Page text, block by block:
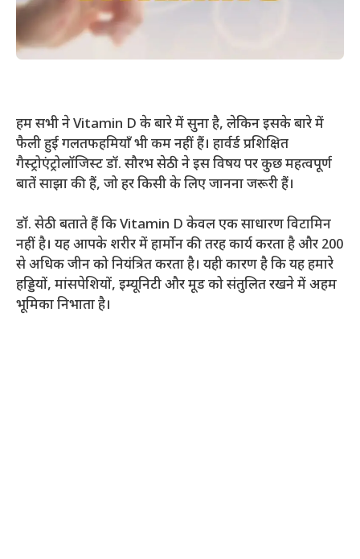
हम सभी ने Vitamin D के बारे में सुना है, लेकिन इसके बारे में
फैली हुई गलतफहमियाँ भी कम नहीं हैं। हार्वर्ड प्रशिक्षित
गैस्ट्रोएंट्रोलॉजिस्ट डॉ. सौरभ सेठी ने इस विषय पर कुछ महत्वपूर्ण
बातें साझा की हैं, जो हर किसी के लिए जानना जरूरी हैं।
डॉ. सेठी बताते हैं कि Vitamin D केवल एक साधारण विटामिन
नहीं है। यह आपके शरीर में हार्मोन की तरह कार्य करता है और 200
से अधिक जीन को नियंत्रित करता है। यही कारण है कि यह हमारे
हड्डियों, मांसपेशियों, इम्यूनिटी और मूड को संतुलित रखने में अहम
भूमिका निभाता है।